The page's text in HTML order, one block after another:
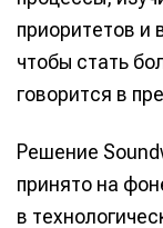
приоритетов и
чтобы стать
говорится в
Решение
принято на
в